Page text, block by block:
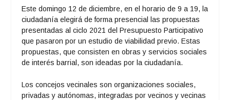
Este domingo 12 de diciembre, en el horario de 9 a 19, la
ciudadanía elegirá de forma presencial las propuestas
presentadas al ciclo 2021 del Presupuesto Participativo
que pasaron por un estudio de viabilidad previo. Estas
propuestas, que consisten en obras y servicios sociales
de interés barrial, son ideadas por la ciudadanía.
Los concejos vecinales son organizaciones sociales,
privadas y autónomas, integradas por vecinos y vecinas